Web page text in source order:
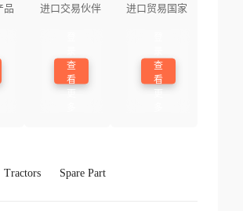
品
进口交易伙伴
查
看
进口贸易国家
查
看
Tractors Spare Part